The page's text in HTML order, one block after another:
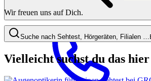
Wir freuen uns auf Dich.
Suche nach Sehtest, Hörgeräten, Filialen …
Vielleicht suchst du das hier